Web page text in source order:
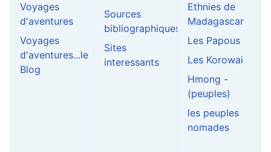
Voyages
d'aventures
Voyages
d'aventures...le
Blog
Sources
bibliographiques
Sites
interessants
Ethnies de
Madagascar
Les Papous
Les Korowai
Hmong -
(peuples)
les peuples
nomades